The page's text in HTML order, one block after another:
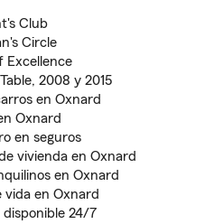
Club
Circle
Excellence
2008 y 2015
en Oxnard
Oxnard
en seguros
vivienda en Oxnard
en Oxnard
vida en Oxnard
disponible 24/7